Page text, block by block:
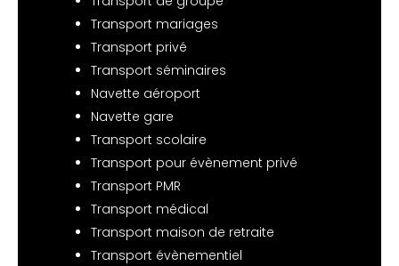
Transport mariages
Transport privé
Transport séminaires
Navette aéroport
Navette gare
Transport scolaire
Transport pour évènement privé
Transport PMR
Transport médical
Transport maison de retraite
Transport évènementiel